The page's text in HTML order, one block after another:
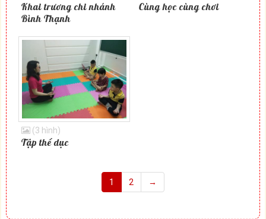
Khai trương chi nhánh
Bình Thạnh
Cùng học cùng chơi
(3 hình)
Tập thể dục
1 2 →